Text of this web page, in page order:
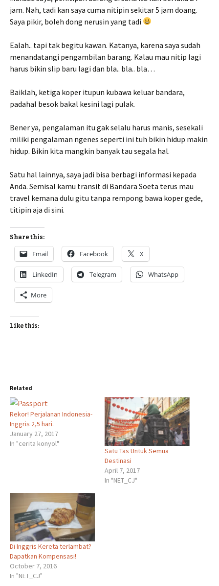
jam. Nah, tadi kan saya cuma nitipin sekitar 5 jam doang.
Saya pikir, boleh dong nerusin yang tadi
Ealah.. tapi tak begitu kawan. Katanya, karena saya sudah
menandatangi pengambilan barang. Kalau mau nitip lagi
harus bikin slip baru lagi dan bla.. bla.. bla…
Baiklah, ketiga koper itupun kubawa keluar bandara,
padahal besok bakal kesini lagi pulak.
Bener ya, pengalaman itu gak selalu harus manis, sesekali
miliki pengalaman ngenes seperti ini tuh bikin hidup makin
hidup. Bikin kita mangkin banyak tau segala hal.
Satu hal lainnya, saya jadi bisa berbagi informasi kepada
Anda. Semisal kamu transit di Bandara Soeta terus mau
travel kemana dulu gitu tanpa rempong bawa koper gede,
titipin aja di sini.
Share this:
Email Facebook X
LinkedIn Telegram WhatsApp
More
Like this:
Related
Rekor! Perjalanan Indonesia-
Inggris 2,5 hari.
January 27, 2017
In "cerita konyol"
Satu Tas Untuk Semua
Destinasi
April 7, 2017
In "NET_CJ"
Di Inggris Kereta terlambat?
Dapatkan Kompensasi!
October 7, 2016
In "NET_CJ"